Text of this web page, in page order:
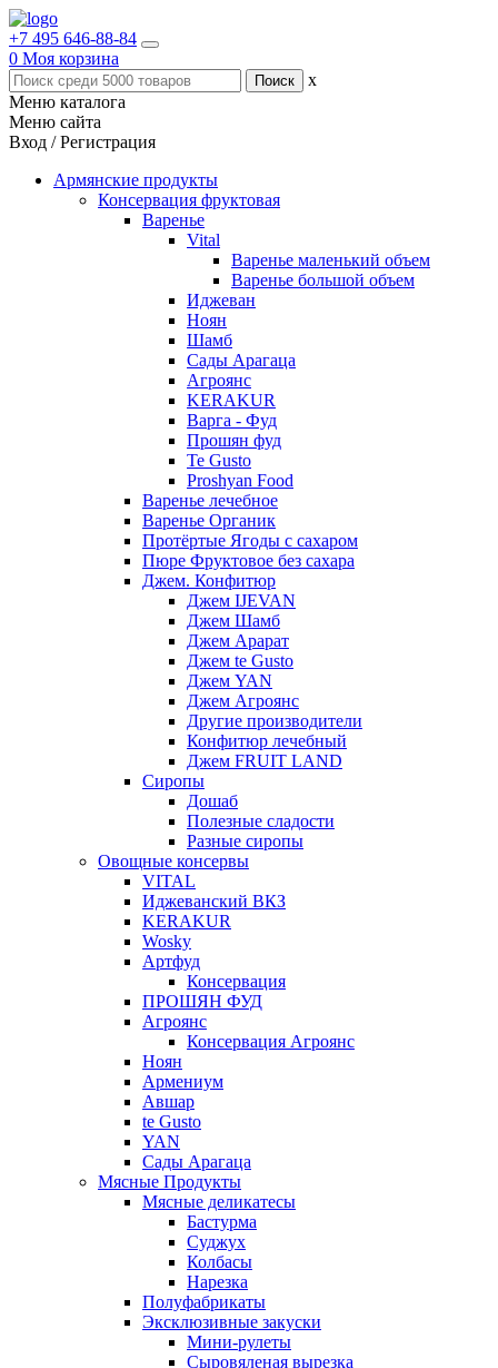
+7 495 646-88-84
0 Моя корзина
x
Меню каталога
Меню сайта
Вход / Регистрация
Армянские продукты
Консервация фруктовая
Варенье
Vital
Варенье маленький объем
Варенье большой объем
Иджеван
Ноян
Шамб
Сады Арагаца
Агроянс
KERAKUR
Варга - Фуд
Прошян фуд
Te Gusto
Proshyan Food
Варенье лечебное
Варенье Органик
Протёртые Ягоды с сахаром
Пюре Фруктовое без сахара
Джем. Конфитюр
Джем IJEVAN
Джем Шамб
Джем Арарат
Джем te Gusto
Джем YAN
Джем Агроянс
Другие производители
Конфитюр лечебный
Джем FRUIT LAND
Сиропы
Дошаб
Полезные сладости
Разные сиропы
Овощные консервы
VITAL
Иджеванский ВКЗ
KERAKUR
Wosky
Артфуд
Консервация
ПРОШЯН ФУД
Агроянс
Консервация Агроянс
Ноян
Армениум
Авшар
te Gusto
YAN
Сады Арагаца
Мясные Продукты
Мясные деликатесы
Бастурма
Суджух
Колбасы
Нарезка
Полуфабрикаты
Эксклюзивные закуски
Мини-рулеты
Сыровяленая вырезка